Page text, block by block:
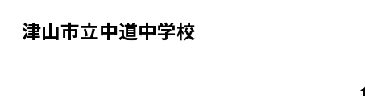
津山市立中道中学校